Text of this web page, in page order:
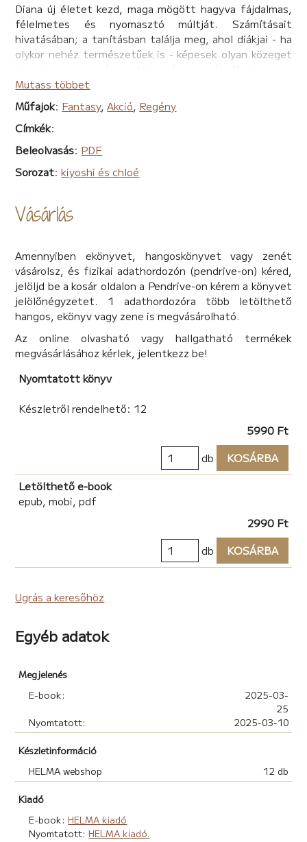
Diana új életet kezd, maga mögött hagyva fájdalmas,
félelmetes és nyomasztó múltját. Számításait
hivatásában; a tanításban találja meg, ahol diákjai - ha
olykor nehéz természetűek is - képesek olyan közeget
különböző személyiségek, egyéniségek, de mégis
egyben egyetértenek: bármit megtennének, hogy jobb
kedvre derítsék tanárnőjüket, akiért még összefogni is
képesek. Ezt a rendet borítja fel egy új, problémás diák
érkezése, aki szembemegy mindenkivel, azzal sem
foglalkozva, hogy Diana az utolsó esélye a normális
életre. Viselkedése nem tántorítja vissza a
próbál az újonc lelkébe nézni, annál nagyobb
sötétséget talál. A feneketlen mélységbe süllyedve
újra ki, amelyektől többé nem menekülhet, ha valóban
segíteni akar újdonsült tanítványán. Vajon képes lesz
szembenézni, és megküzdeni csúfosra sikeredett
múltjával, olyanná válni, mint szülei; akik szintén egy
eltűntnek hitt fenyegetéssel állnak szemben az
Évszakok Birodalmában? Vagy az egyre közeledő
fenyegetés maga alá temeti, örökre elszakítva attól az
elhatározásától, hogy segítsen a tanítványán, akiben
korszakban, amikor ő maga is mindent elveszített?
kapuinak újranyitása után. Azelőtt kell cselekedniük,
mielőtt egyesül, aminek rég szét kellett volna hullania,
és széthullik, aminek keservesen ugyan, de egyben kell
Mutass többet
Műfajok: Fantasy,Akció, Regény
Címkék:
Beleolvasás: PDF
Sorozat:kiyoshi és chloé
Vásárlás
Amennyiben ekönyvet, hangoskönyvet vagy zenét
vásárolsz, és fizikai adathordozón (pendrive-on) kéred,
jelöljd be a kosár oldalon a Pendrive-on kérem a könyvet
jelölőnégyzetet. 1 adathordozóra több letölthető
hangos, ekönyv vagy zene is megvásárolható.
Az online olvasható vagy hallgatható termékek
megvásárlásához kérlek, jelentkezz be!
Nyomtatott könyv
Készletről rendelhető: 12
5990 Ft
db
KOSÁRBA
Letölthető e-book
epub, mobi, pdf
2990 Ft
db
KOSÁRBA
Ugrás a keresőhöz
Egyéb adatok
Megjelenés
E-book:
2025-03-
25
Nyomtatott:
2025-03-10
Készletinformáció
HELMA webshop
12 db
Kiadó
E-book: HELMA kiadó
Nyomtatott: HELMA kiadó.